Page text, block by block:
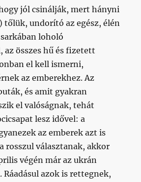
jól csinálják, mert hányni
undorító az egész, élén
loholó
összes hű és fizetett
el kell ismerni,
az emberekhez. Az
és amit gyakran
el valóságnak, tehát
lesz idővel: a
az emberek azt is
rosszul választanak, akkor
végén már az ukrán
azok is rettegnek,